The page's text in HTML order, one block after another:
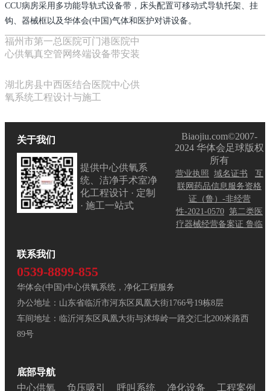
CCU病房采用多功能导轨式设备带，床头配置可移动式导轨托架、挂
钩、器械框以及华体会(中国)气体和医护对讲设备。
福州市第一总医院可门港医院中
心供氧真空管网终端设备带安装
湖北房县中西医结合医院中心供
氧系统工程设计与施工
关于我们
提供中心供氧系
统、洁净手术室净
化工程设计 · 定制
· 施工一站式
联系我们
0539-8899-855
华体会(中国)中心供氧系统，净化工程服务
办公地址：山东省临沂市河东区凤凰大街1766号19栋8层
车间地址：临沂河东区凤凰大街与沭埠岭一路交汇北200米路西
89号
底部导航
中心供氧
负压吸引 呼叫系统 净化设备 工程案例
Biaojiu.com©2007-
2024 华体会足球版权
所有
营业执照 域名证书
互
联网药品信息服务资格
证（鲁）-非经营
性-2021-0570 第二类医
疗器械经营备案证 鲁临